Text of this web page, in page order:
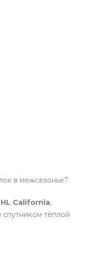
в межсезонье?
HL California,
тёплой